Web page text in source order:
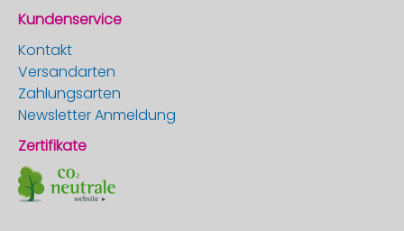
Kundenservice
Kontakt
Versandarten
Zahlungsarten
Newsletter Anmeldung
Zertifikate